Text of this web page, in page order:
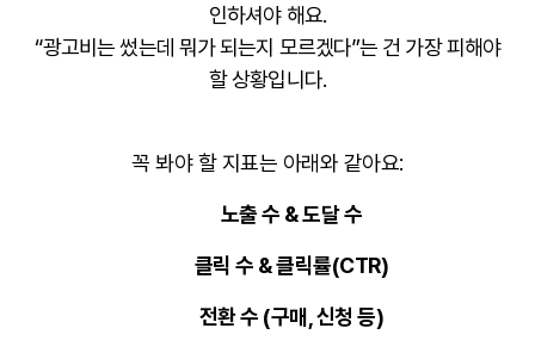
인하셔야 해요.
“광고비는 썼는데 뭐가 되는지 모르겠다”는 건 가장 피해야
할 상황입니다.
꼭 봐야 할 지표는 아래와 같아요:
노출 수 & 도달 수
클릭 수 & 클릭률(CTR)
전환 수 (구매, 신청 등)